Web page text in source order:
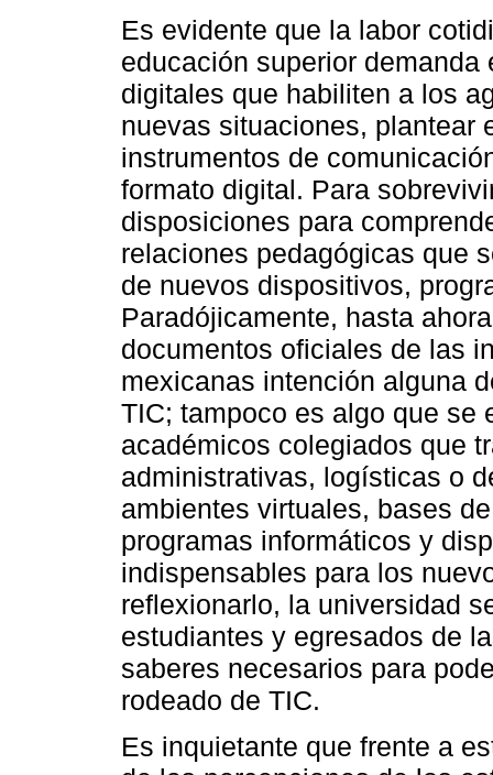
Es evidente que la labor
educación superior
digitales que habiliten a los
nuevas situaciones, plantear
instrumentos de
formato digital. Para
disposiciones para
relaciones pedagógicas que
de nuevos dispositivos,
Paradójicamente, hasta
documentos oficiales de las
mexicanas intención alguna
TIC; tampoco es algo que se
académicos colegiados que
administrativas, logísticas o
ambientes virtuales, bases
programas informáticos y
indispensables para los
reflexionarlo, la universidad
estudiantes y egresados de
saberes necesarios para
rodeado de TIC.
Es inquietante que frente a